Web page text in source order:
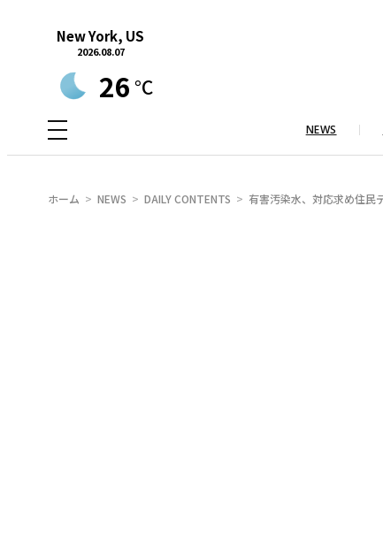
New York, US
2026.08.07
26 °C
NEWS
ホーム NEWS DAILY CONTENTS 有害汚染水、対応求め住